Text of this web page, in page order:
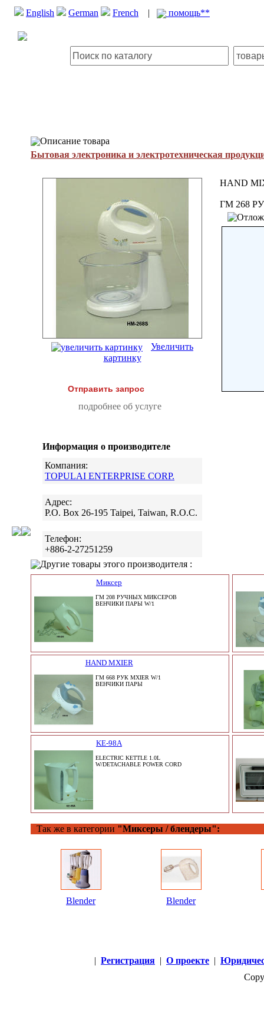
English German French | помощь**
Описание товара
Бытовая электроника и электротехническая
Увеличить
картинку
Отправить запрос
подробнее об услуге
Информация о производителе
Компания:
TOPULAI ENTERPRISE CORP.
Адрес:
P.O. Box 26-195 Taipei, Taiwan, R.O.C.
Телефон:
+886-2-27251259
HAND
ГМ 268
Другие товары этого производителя :
Миксер
ГМ 208 РУЧНЫХ МИКСЕРОВ
ВЕНЧИКИ ПАРЫ W/1
HAND MXIER
ГМ 668 РУК MXIER W/1
ВЕНЧИКИ ПАРЫ
KE-98A
ELECTRIC KETTLE 1.0L
W/DETACHABLE POWER CORD
Так же в категории "Миксеры / блендеры":
Blender Blender
| Регистрация | О проекте |